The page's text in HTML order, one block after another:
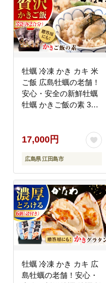
牡蠣 冷凍 かき カキ 米
ご飯 広島牡蠣の老舗！
安心・安全の新鮮牡蠣
牡蠣 かきご飯の素 3袋
市/株式会社かなわ
17,000円
広島県 江田島市
牡蠣 冷凍 かき カキ 広
島牡蠣の老舗！安心・